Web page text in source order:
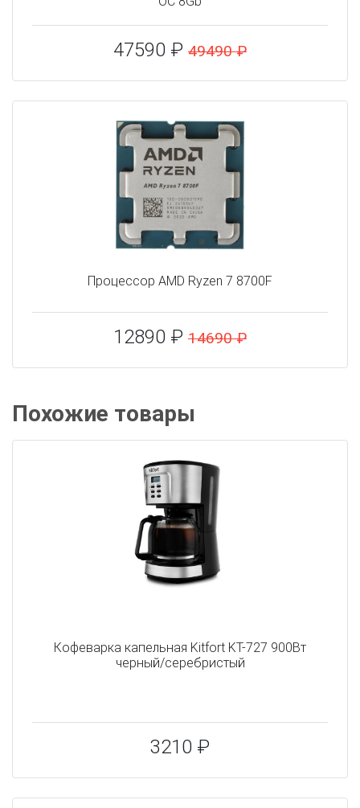
47590 ₽ 49490 ₽
Процессор AMD Ryzen 7 8700F
12890 ₽ 14690 ₽
Похожие товары
Кофеварка капельная Kitfort KT-727 900Вт
черный/серебристый
3210 ₽